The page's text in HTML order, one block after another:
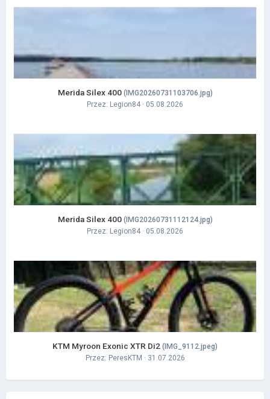
Merida Silex 400 (IMG20260731103706.jpg)
Przez: Legion84 · 05.08.2026
Merida Silex 400 (IMG20260731112124.jpg)
Przez: Legion84 · 05.08.2026
KTM Myroon Exonic XTR Di2 (IMG_9112.jpeg)
Przez: PeresKTM · 31.07.2026